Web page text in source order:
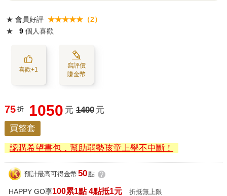
★ 會員好評 ★★★★★（2）
★
9 個人喜歡
喜歡+1
寫評價
賺金幣
75 折 1050 元 1400 元
買整套
認購希望書包，幫助弱勢孩童上學不中斷！
預計最高可得金幣 50點 ?
HAPPY GO享100累1點 4點抵1元 折抵無上限